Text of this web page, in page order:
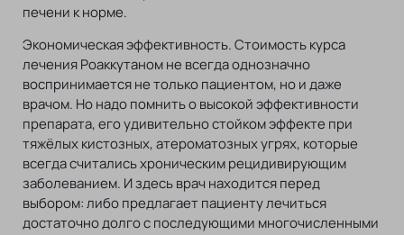
печени к норме.
Экономическая эффективность. Стоимость курса
лечения Роаккутаном не всегда однозначно
воспринимается не только пациентом, но и даже
врачом. Но надо помнить о высокой эффективности
препарата, его удивительно стойком эффекте при
тяжёлых кистозных, атероматозных угрях, которые
всегда считались хроническим рецидивирующим
заболеванием. И здесь врач находится перед
выбором: либо предлагает пациенту лечиться
достаточно долго с последующими многочисленными